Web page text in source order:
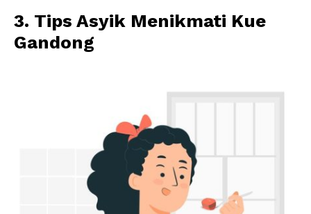
3. Tips Asyik Menikmati Kue
Gandong